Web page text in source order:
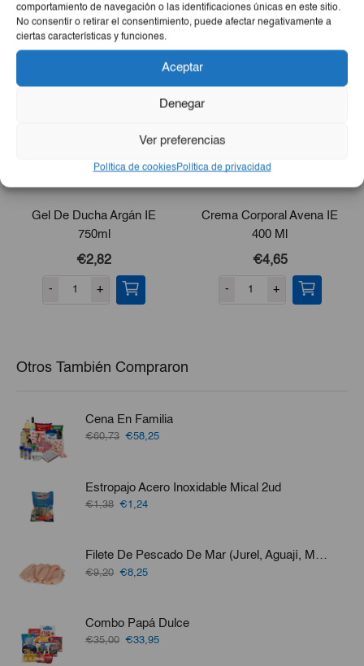
comportamiento de navegación o las identificaciones únicas en este sitio.
No consentir o retirar el consentimiento, puede afectar negativamente a
ciertas características y funciones.
Aceptar
Denegar
Ver preferencias
Política de cookiesPolítica de privacidad
Productos Relacionados
Gel De Ducha Argán IE
750ml
€2,82
- +
Crema Corporal Avena IE
400 Ml
€4,65
- +
Otros También Compraron
Cena En Familia
€60,73 El
€60,73.
€58,25El
€58,25.
Estropajo Acero Inoxidable Mical 2ud
€1,38 El
era:
€1,38.
€1,24El
€1,24.
Filete De Pescado De Mar (Jurel, Aguají, Merluza, Perro O Bonito) 3lb
€9,20 El
era:
€9,20.
€8,25El
es:
€8,25.
Combo Papá Dulce
€35,00 El
€33,95El